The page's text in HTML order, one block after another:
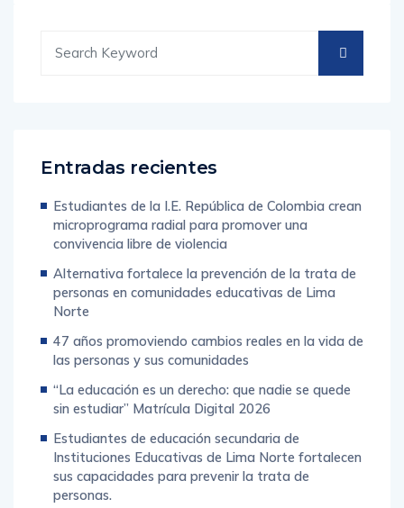
Entradas recientes
Estudiantes de la I.E. República de Colombia crean
microprograma radial para promover una
convivencia libre de violencia
Alternativa fortalece la prevención de la trata de
personas en comunidades educativas de Lima
Norte
47 años promoviendo cambios reales en la vida de
las personas y sus comunidades
“La educación es un derecho: que nadie se quede
sin estudiar” Matrícula Digital 2026
Estudiantes de educación secundaria de
Instituciones Educativas de Lima Norte fortalecen
sus capacidades para prevenir la trata de
personas.